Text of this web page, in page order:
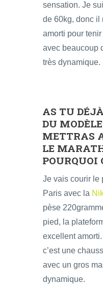
sensation. Je
de 60kg, donc il
amorti pour
avec beaucoup
très dynamique.
AS TU
DU
METTRAS
LE
POURQUOI
Je vais courir le
Paris avec la
pèse
pied, la
excellent
c’est une
avec un gros
dynamique.